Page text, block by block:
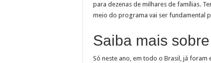
para dezenas de milhares de famílias.
meio do programa vai ser fundamental
Saiba mais
Só neste ano, em todo o Brasil, já foram